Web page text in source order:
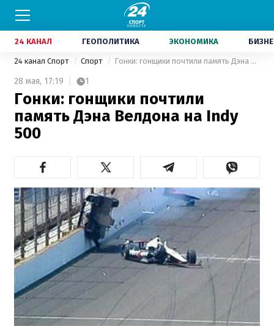
24 КАНАЛ ГЕОПОЛИТИКА ЭКОНОМИКА
24 канал Спорт Спорт Гонки: гонщики почтили память Дэна Велдона на Indy 500
28 мая, 17:19 1
Гонки: гонщики почтили
память Дэна Велдона на Indy
500